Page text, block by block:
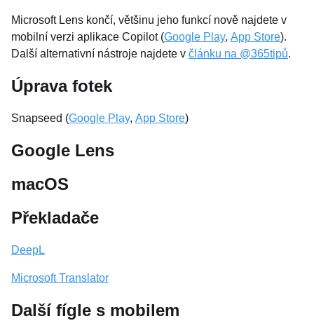
Microsoft Lens končí, většinu jeho funkcí nově najdete v
mobilní verzi aplikace Copilot (Google Play, App Store).
Další alternativní nástroje najdete v článku na @365tipů.
Úprava fotek
Snapseed (Google Play, App Store)
Google Lens
macOS
Překladače
DeepL
Microsoft Translator
Další fígle s mobilem